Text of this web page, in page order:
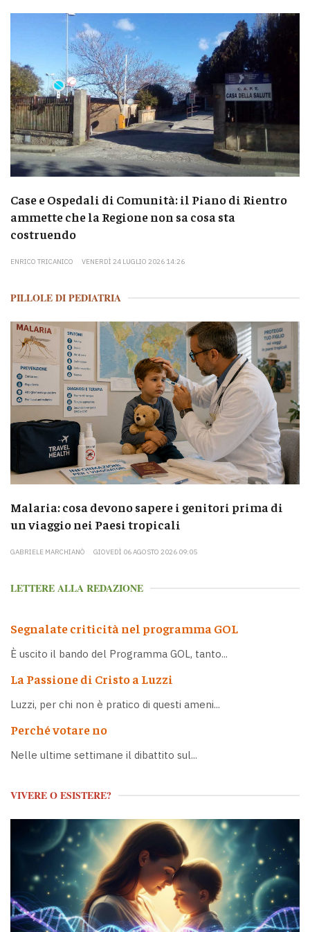
Case e Ospedali di Comunità: il Piano di Rientro
ammette che la Regione non sa cosa sta
costruendo
ENRICO TRICANICO VENERDÌ 24 LUGLIO 2026 14:26
PILLOLE DI PEDIATRIA
Malaria: cosa devono sapere i genitori prima di
un viaggio nei Paesi tropicali
GABRIELE MARCHIANÒ GIOVEDÌ 06 AGOSTO 2026 09:05
LETTERE ALLA REDAZIONE
Segnalate criticità nel programma GOL
È uscito il bando del Programma GOL, tanto...
La Passione di Cristo a Luzzi
Luzzi, per chi non è pratico di questi ameni...
Perché votare no
Nelle ultime settimane il dibattito sul...
VIVERE O ESISTERE?